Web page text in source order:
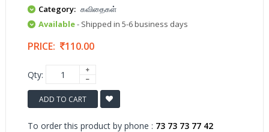
Category: கவிதைகள்
Available- Shipped in 5-6 business days
PRICE: 110.00
Qty:
ADD TO CART
To order this product by phone : 73 73 73 77 42